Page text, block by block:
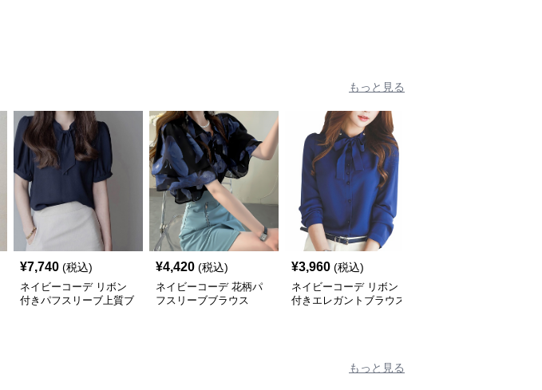
もっと見る
¥7,740 (税込)
ネイビーコーデ リボン
付きパフスリーブ上質ブ
¥4,420 (税込)
ネイビーコーデ 花柄パ
フスリーブブラウス
¥3,960 (税込)
ネイビーコーデ リボン
付きエレガントブラウス
もっと見る